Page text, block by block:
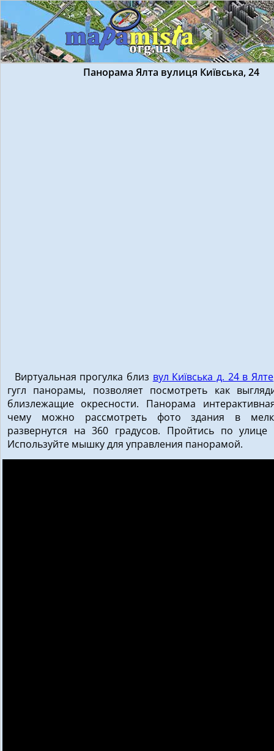
Панорама Ялта вулиця Київська, 24
Виртуальная прогулка близ вул Київська д. 24 в Ялте
гугл панорамы, позволяет посмотреть как
близлежащие окресности. Панорама
чему можно рассмотреть фото здания в
развернутся на 360 градусов. Пройтись по улице
Используйте мышку для управления панорамой.